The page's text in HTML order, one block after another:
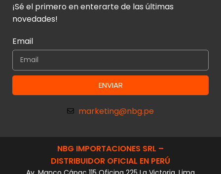
¡Sé el primero en enterarte de las últimas
novedades!
Email
ENVIAR
marketing@nbg.pe
NBG IMPORTACIONES SRL –
DISTRIBUIDOR OFICIAL EN PERÚ